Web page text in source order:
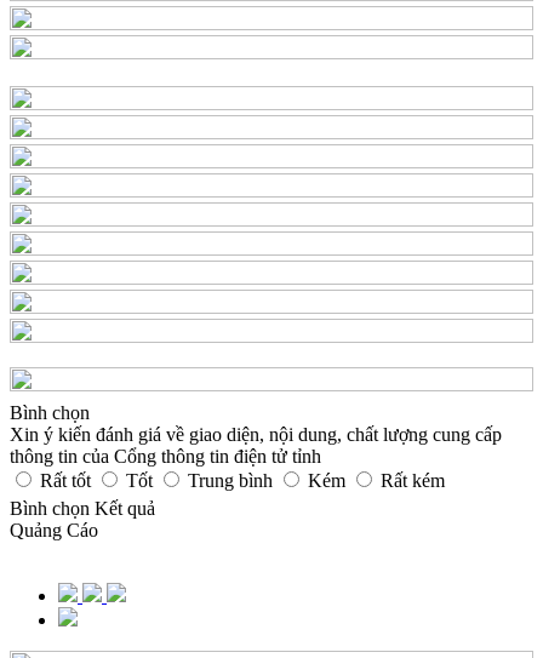
Bình chọn
Xin ý kiến đánh giá về giao diện, nội dung, chất lượng cung cấp
thông tin của Cổng thông tin điện tử tỉnh
Rất tốt
Tốt Trung bình Kém
Rất kém
Bình chọn Kết quả
Quảng Cáo